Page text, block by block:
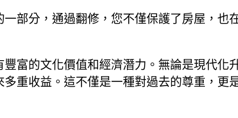
一部分，通過翻修，您不僅保護了房屋，也
富的文化價值和經濟潛力。無論是現代化
重收益。這不僅是一種對過去的尊重，更